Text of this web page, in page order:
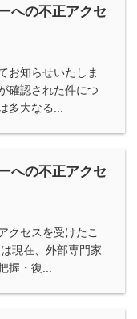
への不正アクセ
お知らせいたしま
確認された件につ
多大なる...
への不正アクセ
クセスを受けたこ
現在、外部専門家
握・復...